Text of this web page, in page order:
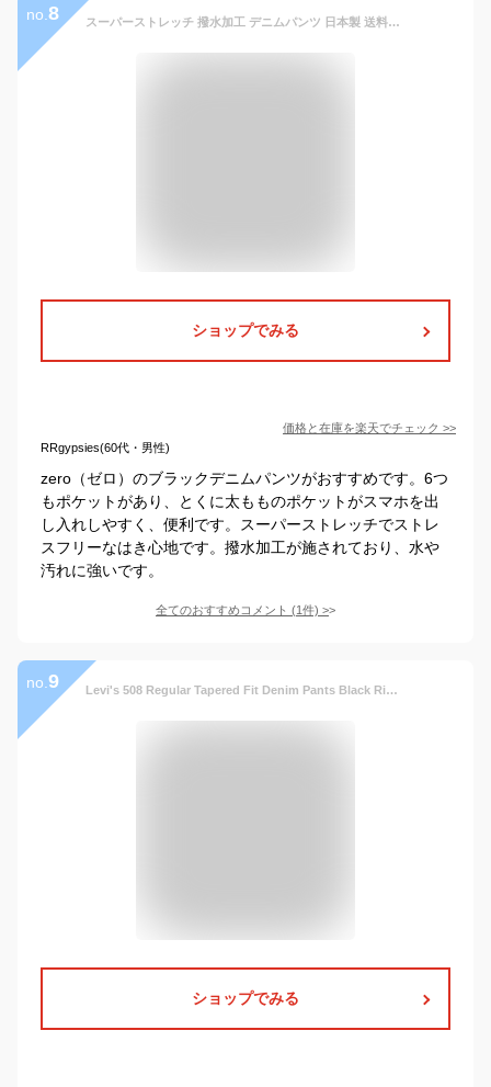
no. 8 スーパーストレッチ 撥水加工 デニムパンツ 日本製 送料無料 zero ゼロ メンズ ブラック 黒 モード カジュアル ストリート 高機能 おしゃれ 13オンス ジョガーパンツ テーパード スリム フィット スキニー ジーンズ ジーパン 春 夏 秋 冬 6ポケット 収納 ワンウォッシュ
ショップでみる
価格と在庫を楽天でチェック >>
RRgypsies(60代・男性)
zero（ゼロ）のブラックデニムパンツがおすすめです。6つ
もポケットがあり、とくに太もものポケットがスマホを出
し入れしやすく、便利です。スーパーストレッチでストレ
スフリーなはき心地です。撥水加工が施されており、水や
汚れに強いです。
全てのおすすめコメント (1件) >
no. 9 Levi's 508 Regular Tapered Fit Denim Pants Black Rinse / リーバイス デニムパンツ ジーンズ テーパード
ショップでみる